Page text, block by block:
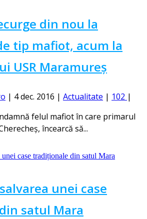
din nou la
tip mafiot, acum la
USR Maramureș
| 4 dec. 2016 | Actualitate | 102 |
felul mafiot în care primarul
încearcă să...
unei case
satul Mara